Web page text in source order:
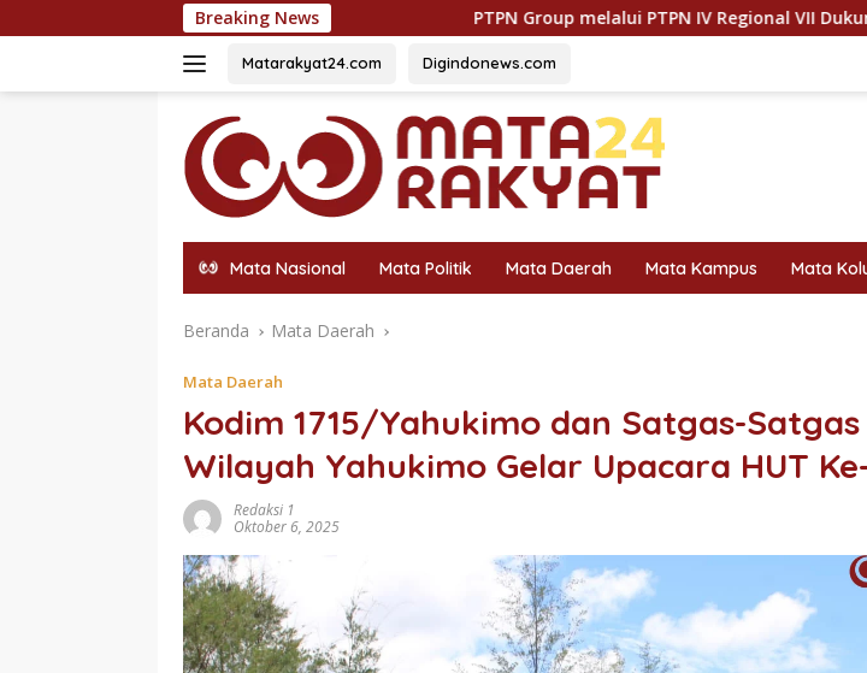
ke
Breaking News
PTPN Group melalui PTPN IV Regional VII Dukung Peningkatan
Matarakyat24.com Digindonews.com
Mata Nasional Mata Politik Mata Daerah Mata Kampus Mata
Beranda Mata Daerah
Mata Daerah
Kodim 1715/Yahukimo dan Satgas-Satgas
Wilayah Yahukimo Gelar Upacara HUT
Redaksi 1
Oktober 6, 2025